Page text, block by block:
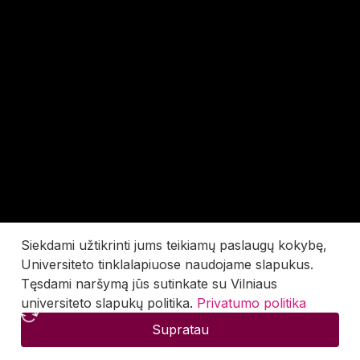
Siekdami užtikrinti jums teikiamų paslaugų kokybę,
Universiteto tinklalapiuose naudojame slapukus.
Tęsdami naršymą jūs sutinkate su Vilniaus
universiteto slapukų politika. Privatumo politika
Supratau